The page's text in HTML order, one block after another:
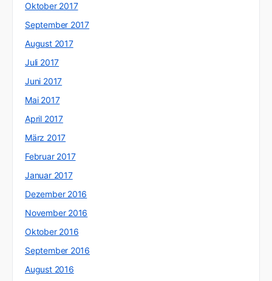
Oktober 2017
September 2017
August 2017
Juli 2017
Juni 2017
Mai 2017
April 2017
März 2017
Februar 2017
Januar 2017
Dezember 2016
November 2016
Oktober 2016
September 2016
August 2016